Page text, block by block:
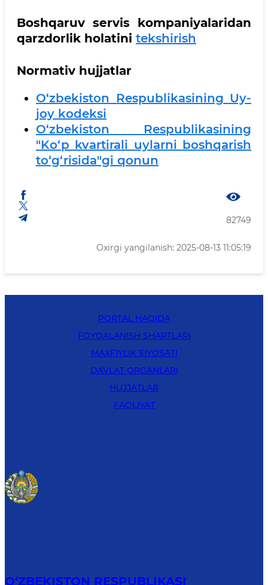
Boshqaruv servis kompaniyalaridan
qarzdorlik holatini tekshirish
Normativ hujjatlar
O‘zbekiston Respublikasining Uy-
joy kodeksi
O‘zbekiston Respublikasining
"Ko‘p kvartirali uylarni boshqarish
to‘g‘risida"gi qonun
82749
Oxirgi yangilanish: 2025-08-13 11:05:19
PORTAL HAQIDA
FOYDALANISH SHARTLARI
MAXFIYLIK SIYOSATI
DAVLAT ORGANLARI
HUJJATLAR
FAOLIYAT
O‘ZBEKISTON RESPUBLIKASI